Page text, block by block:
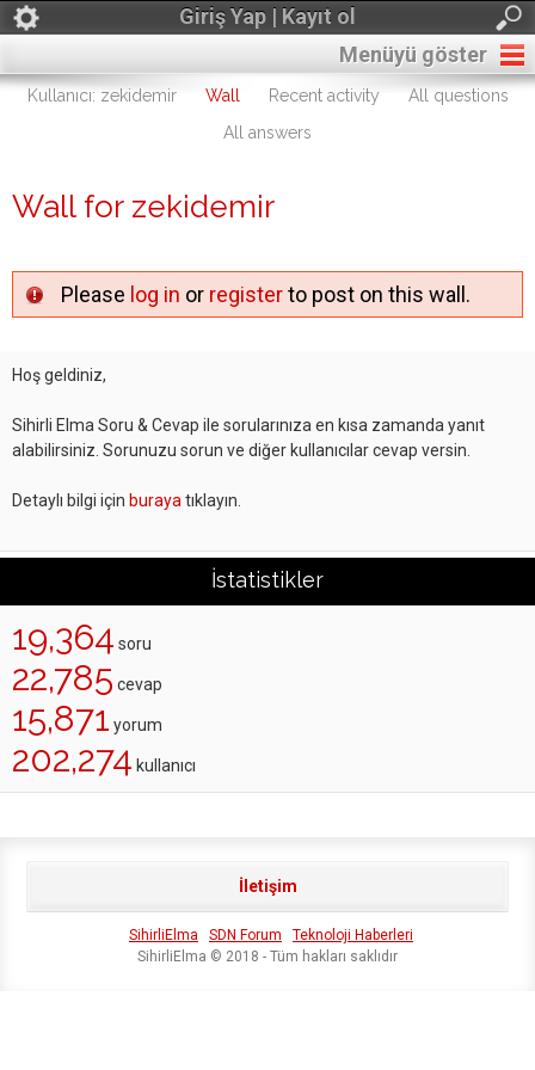
Giriş Yap | Kayıt ol
Menüyü göster
Kullanıcı: zekidemir Wall Recent activity
All questions
All answers
Wall for zekidemir
Please log in or registerto post on this wall.
Hoş geldiniz,
Sihirli Elma Soru & Cevap ile sorularınıza en kısa zamanda yanıt
alabilirsiniz. Sorunuzu sorun ve diğer kullanıcılar cevap versin.
Detaylı bilgi için buraya tıklayın.
İstatistikler
19,364 soru
22,785 cevap
15,871 yorum
202,274 kullanıcı
İletişim
SihirliElma SDN Forum
Teknoloji Haberleri
SihirliElma © 2018 - Tüm hakları saklıdır